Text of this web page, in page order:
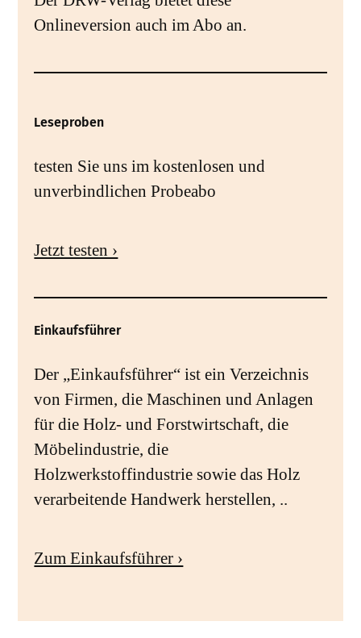
Onlineversion auch im Abo an.
Leseproben
testen Sie uns im kostenlosen und
unverbindlichen Probeabo
Jetzt testen ›
Einkaufsführer
Der „Einkaufsführer“ ist ein Verzeichnis
von Firmen, die Maschinen und Anlagen
für die Holz- und Forstwirtschaft, die
Möbelindustrie, die
Holzwerkstoffindustrie sowie das Holz
verarbeitende Handwerk herstellen, ..
Zum Einkaufsführer ›